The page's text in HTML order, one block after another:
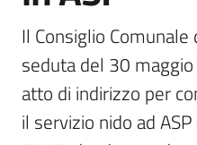
Concordia
Il Consiglio Comunale
seduta del 30
atto di indirizzo per
il servizio nido ad